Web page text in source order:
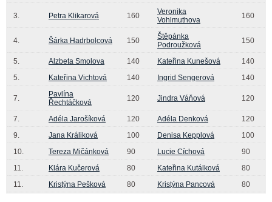
3. Petra Klikarová 160
Veronika
Vohlmuthova
160
4. Šárka Hadrbolcová 150
Štěpánka
Podroužková
150
5. Alzbeta Smolova 140 Kateřina Kunešová
140
5.
Kateřina Vichtová 140 Ingrid Sengerová 140
7.
Pavlína
Řechtáčková
120 Jindra Váňová 120
7. Adéla Jarošíková 120 Adéla Denková
120
9.
Jana Králiková 100 Denisa Kepplová
100
10.
Tereza Mičánková 90 Lucie Cíchová
90
11.
Klára Kučerová 80 Kateřina Kutálková
80
11.
Kristýna Pešková 80 Kristýna Pancová 80